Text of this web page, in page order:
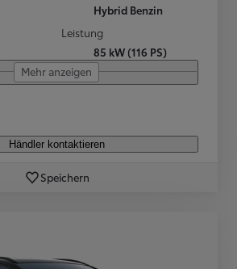
Hybrid Benzin
Leistung
85 kW (116 PS)
Mehr anzeigen
Händler kontaktieren
Speichern